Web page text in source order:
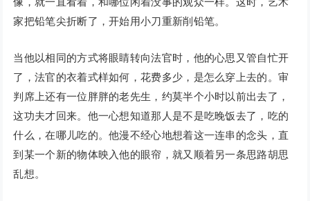
家把铅笔尖折断了，开始用小刀重新削铅笔。
当他以相同的方式将眼睛转向法官时，他的心思又管自忙开
了，法官的衣着式样如何，花费多少，是怎么穿上去的。审
判席上还有一位胖胖的老先生，约莫半个小时以前出去了，
这功夫才回来。他一心想知道那人是不是吃晚饭去了，吃的
什么，在哪儿吃的。他漫不经心地想着这一连串的念头，直
到某一个新的物体映入他的眼帘，就又顺着另一条思路胡思
乱想。